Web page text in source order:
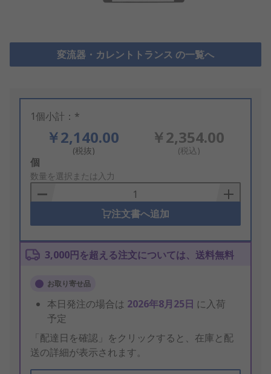
変流器・カレントトランス の一覧へ
1個小計：*
￥2,140.00
(税抜)
￥2,354.00
(税込)
Add
to
Basket
個
数量を選択または入力
注文書へ追加
3,000円を超える注文については、送料無料
お取り寄せ品
本日発注の場合は 2026年8月25日 に入荷
予定
「配達日を確認」をクリックすると、在庫と配
送の詳細が表示されます。